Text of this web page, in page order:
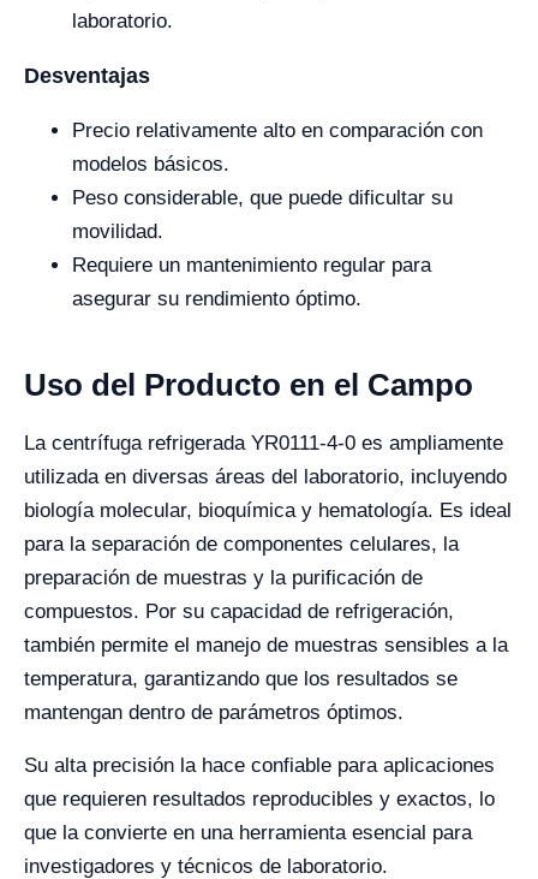
laboratorio.
Desventajas
Precio relativamente alto en comparación con
modelos básicos.
Peso considerable, que puede dificultar su
movilidad.
Requiere un mantenimiento regular para
asegurar su rendimiento óptimo.
Uso del Producto en el Campo
La centrífuga refrigerada YR0111-4-0 es ampliamente
utilizada en diversas áreas del laboratorio, incluyendo
biología molecular, bioquímica y hematología. Es ideal
para la separación de componentes celulares, la
preparación de muestras y la purificación de
compuestos. Por su capacidad de refrigeración,
también permite el manejo de muestras sensibles a la
temperatura, garantizando que los resultados se
mantengan dentro de parámetros óptimos.
Su alta precisión la hace confiable para aplicaciones
que requieren resultados reproducibles y exactos, lo
que la convierte en una herramienta esencial para
investigadores y técnicos de laboratorio.